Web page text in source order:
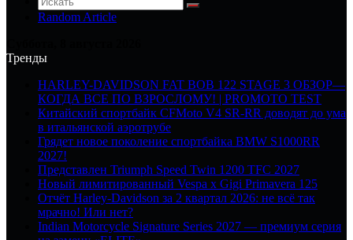
Random Article
Тренды
HARLEY-DAVIDSON FAT BOB 122 STAGE 3 ОБЗОР—
КОГДА ВСЕ ПО ВЗРОСЛОМУ! | PROMOTO TEST
Китайский спортбайк CFMoto V4 SR-RR доводят до ума
в итальянской аэротрубе
Грядет новое поколение спортбайка BMW S1000RR
2027!
Представлен Triumph Speed Twin 1200 TFC 2027
Новый лимитированный Vespa x Gigi Primavera 125
Отчёт Harley-Davidson за 2 квартал 2026: не всё так
мрачно! Или нет?
Indian Motorcycle Signature Series 2027 — премиум серия